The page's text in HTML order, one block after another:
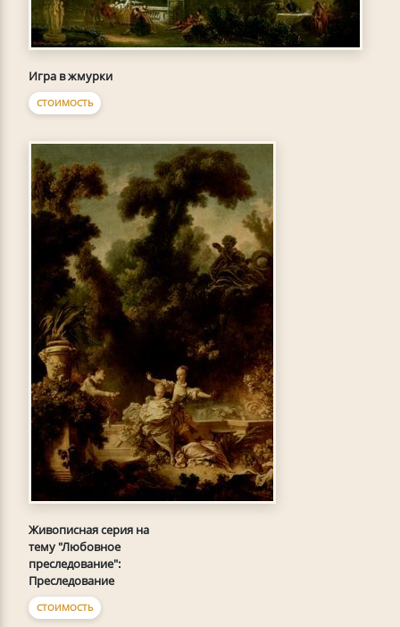
Игра в жмурки
СТОИМОСТЬ
Живописная серия на
тему "Любовное
преследование":
Преследование
СТОИМОСТЬ